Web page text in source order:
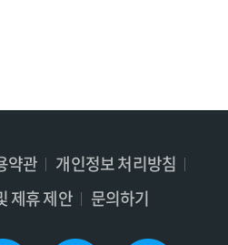
약관
개인정보 처리방침
제휴 제안
문의하기